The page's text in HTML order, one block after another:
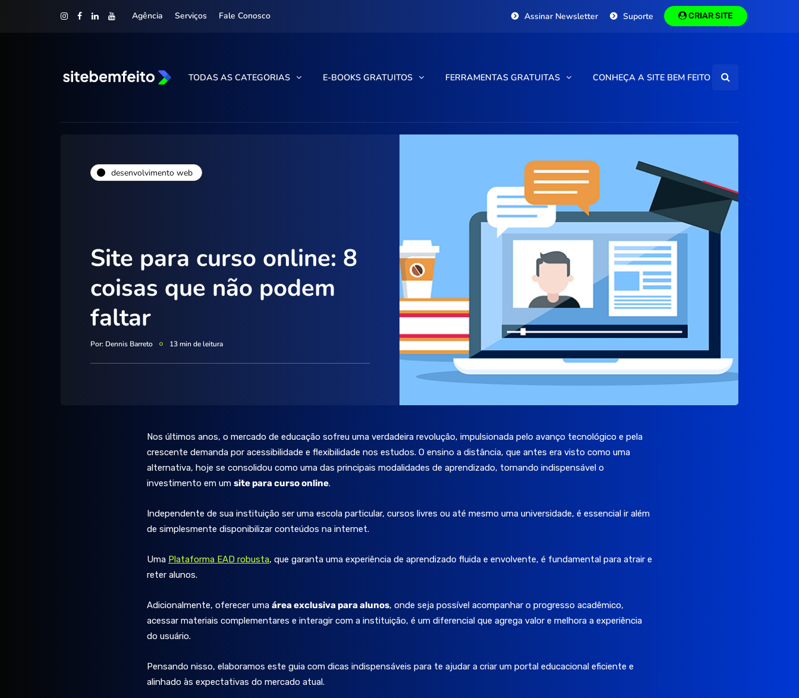
CRIAR SITE
Agência Serviços Fale Conosco Suporte
Assinar Newsletter
TODAS AS CATEGORIAS E-BOOKS GRATUITOS FERRAMENTAS GRATUITAS CONHEÇA A SITE BEM FEITO
desenvolvimento web
Site para curso online: 8
coisas que não podem
faltar
Por: Dennis Barreto 13 min de leitura
Nos últimos anos, o mercado de educação sofreu uma verdadeira revolução, impulsionada pelo avanço tecnológico e pela
crescente demanda por acessibilidade e flexibilidade nos estudos. O ensino a distância, que antes era visto como uma
alternativa, hoje se consolidou como uma das principais modalidades de aprendizado, tornando indispensável o
investimento em um site para curso online.
Independente de sua instituição ser uma escola particular, cursos livres ou até mesmo uma universidade, é essencial ir além
de simplesmente disponibilizar conteúdos na internet.
Uma Plataforma EAD robusta, que garanta uma experiência de aprendizado fluida e envolvente, é fundamental para atrair e
reter alunos.
Adicionalmente, oferecer uma área exclusiva para alunos, onde seja possível acompanhar o progresso acadêmico,
acessar materiais complementares e interagir com a instituição, é um diferencial que agrega valor e melhora a experiência
do usuário.
Pensando nisso, elaboramos este guia com dicas indispensáveis para te ajudar a criar um portal educacional eficiente e
alinhado às expectativas do mercado atual.